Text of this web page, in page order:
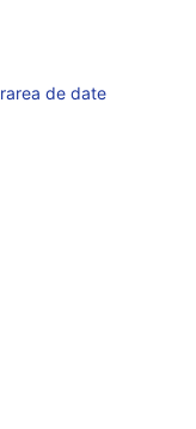
de date